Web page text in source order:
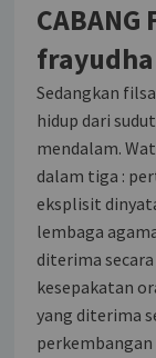
CABANG
frayudha
Sedangkan
hidup dari
mendalam.
dalam tiga :
eksplisit
lembaga
diterima
kesepakatan
yang diterima